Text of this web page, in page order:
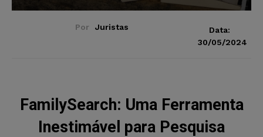
Por Juristas
Data:
30/05/2024
FamilySearch: Uma Ferramenta
Inestimável para Pesquisa